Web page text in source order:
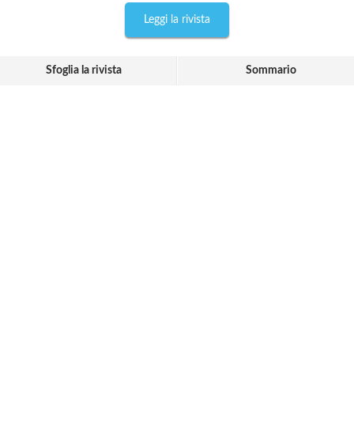
Leggi la rivista
Sfoglia la rivista Sommario